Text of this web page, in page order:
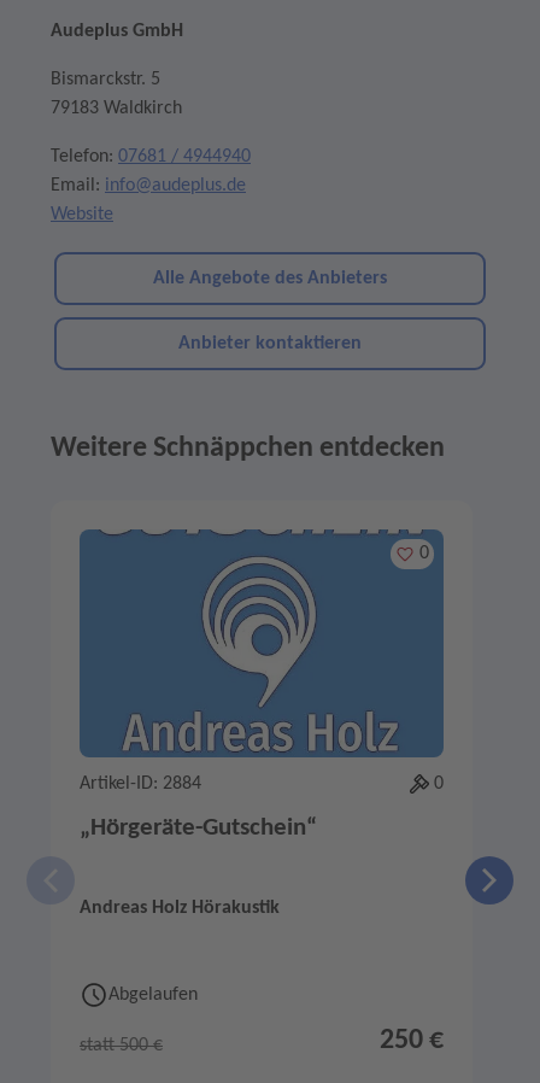
Audeplus GmbH
Bismarckstr. 5
79183 Waldkirch
Telefon: 07681 / 4944940
Email: info@audeplus.de
Website
Alle Angebote des Anbieters
Anbieter kontaktieren
Weitere Schnäppchen entdecken
Merken
0
Artikel-ID: 2884 0
„Hörgeräte-Gutschein“
Andreas Holz Hörakustik
Abgelaufen
statt 500 € 250 €